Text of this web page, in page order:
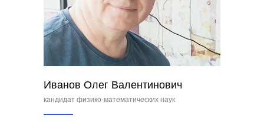
Иванов Олег Валентинович
кандидат физико-математических наук